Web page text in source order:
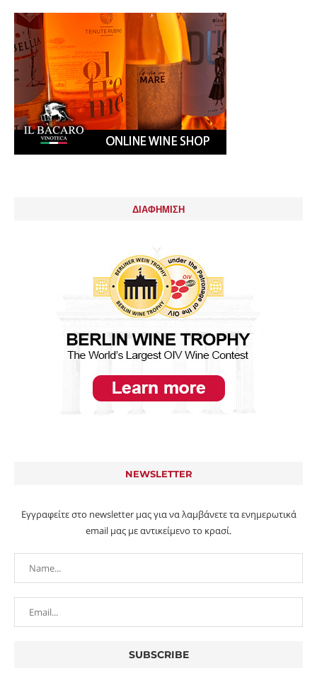
ΔΙΑΦΗΜΙΣΗ
NEWSLETTER
Εγγραφείτε στο newsletter μας για να λαμβάνετε τα ενημερωτικά
email μας με αντικείμενο το κρασί.